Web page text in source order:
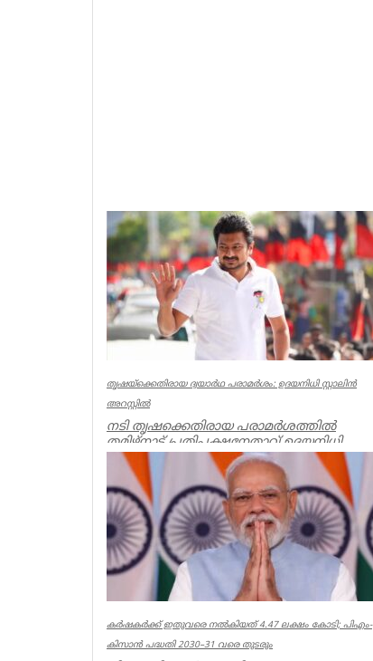
തൃഷയ്‌ക്കെതിരായ ദ്വയാര്‍ഥ പരാമര്‍ശം: ഉദയനിധി സ്റ്റാലിന്‍
അറസ്റ്റില്‍
നടി തൃഷക്കെതിരായ പരാമർശത്തിൽ
തമിഴ്നാട് പ്രതിപക്ഷനേതാവ് ഉദയനിധി
സ്റ്റാലിനെ കസ്റ്റഡിയിലെടുത്തു. തഞ്ചാ...
Latest News
കർഷകർക്ക് ഇതുവരെ നൽകിയത് 4.47 ലക്ഷം കോടി; പിഎം-
കിസാൻ പദ്ധതി 2030–31 വരെ തുടരും